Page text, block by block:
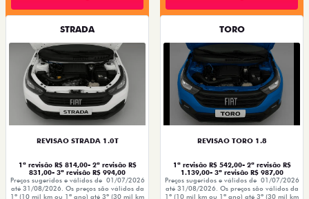
STRADA
REVISAO STRADA 1.0T
1ª revisão R$ 814,00- 2ª revisão R$
831,00- 3ª revisão R$ 994,00
Preços sugeridos e válidos de 01/07/2026
até 31/08/2026. Os preços são válidos da
1º (10 mil km ou 1ª ano) até 3º (30 mil km
TORO
REVISAO TORO 1.8
1ª revisão R$ 542,00- 2ª revisão R$
1.139,00- 3ª revisão R$ 987,00
Preços sugeridos e válidos de 01/07/2026
até 31/08/2026. Os preços são válidos da
1º (10 mil km ou 1ª ano) até 3º (30 mil km